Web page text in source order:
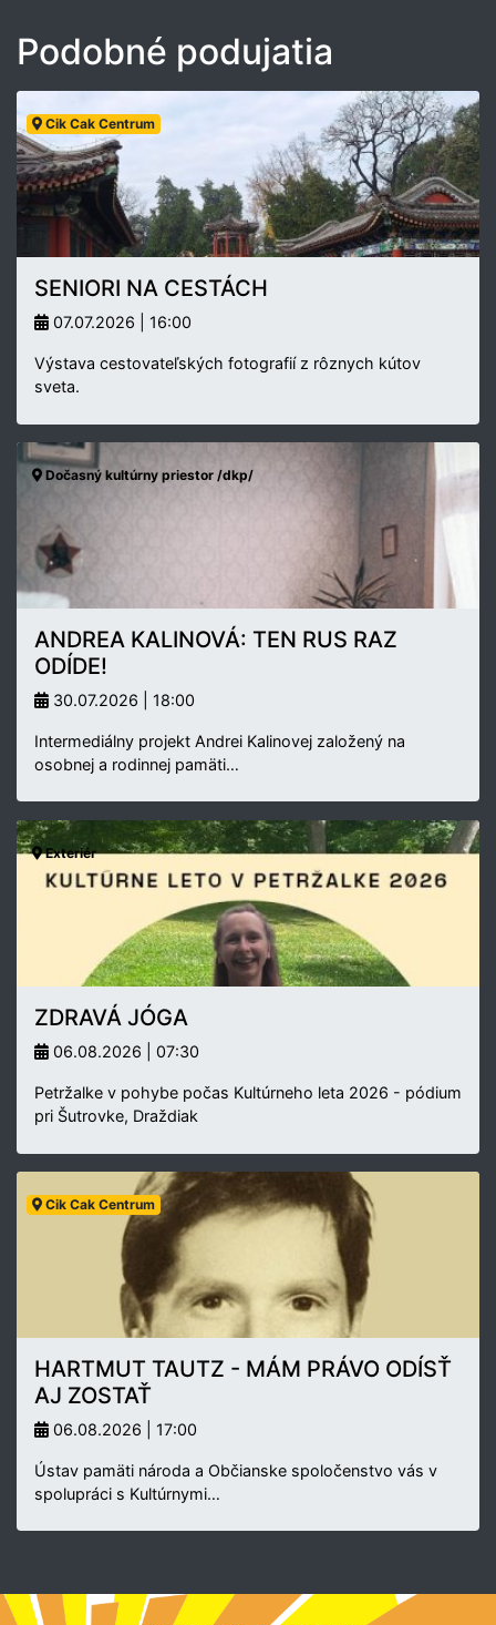
Podobné podujatia
Cik Cak Centrum
SENIORI NA CESTÁCH
07.07.2026 | 16:00
Výstava cestovateľských fotografií z rôznych kútov
sveta.
Dočasný kultúrny priestor /dkp/
ANDREA KALINOVÁ: TEN RUS RAZ
ODÍDE!
30.07.2026 | 18:00
Intermediálny projekt Andrei Kalinovej založený na
osobnej a rodinnej pamäti…
Exteriér
ZDRAVÁ JÓGA
06.08.2026 | 07:30
Petržalke v pohybe počas Kultúrneho leta 2026 - pódium
pri Šutrovke, Draždiak
Cik Cak Centrum
HARTMUT TAUTZ - MÁM PRÁVO ODÍSŤ
AJ ZOSTAŤ
06.08.2026 | 17:00
Ústav pamäti národa a Občianske spoločenstvo vás v
spolupráci s Kultúrnymi…